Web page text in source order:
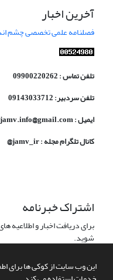
این وب سایت از کوکی ها برای
آخرین اخبار
فصلنامه علمی تخصصی چشم
تلفن تماس : 09900220262
تلفن سردبیر: 09143033712
ایمیل : jamv.info@gmail.com
کانال تلگرام مجله : jamv_ir@
اشتراک خبرنامه
برای دریافت اخبار و
شوید.